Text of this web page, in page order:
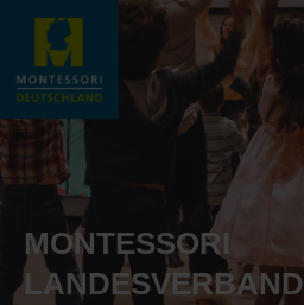
MONTESSORI
LANDESVERBAND